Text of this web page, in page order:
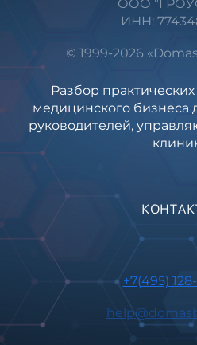
ООО
ИНН:
© 1999-2026
Разбор
медицинского бизнеса
руководителей,
+7(495)